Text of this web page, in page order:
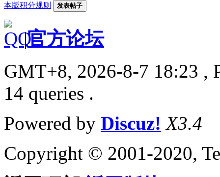
本版积分规则 发表帖子
|官方论坛
GMT+8, 2026-8-7 18:23 ,
14 queries .
Powered by Discuz! X3.4
Copyright © 2001-2020,